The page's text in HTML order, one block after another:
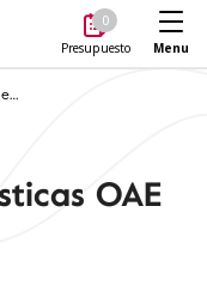
0
Presupuesto Menu
Otoemisiones acústicas OAE
OAE